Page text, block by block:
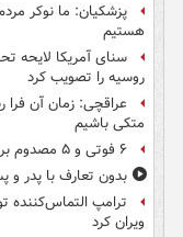
پزشکیان: ما نوکر
هستیم
سنای آمریکا لایحه
روسیه را تصویب کرد
عراقچی: زمان آن
متکی باشیم
۶ فوتی و ۵ مصدوم بر اثر تصادف زنجیره‌ای
بدون تعارف با پدر و
ترامپ التماس‌کننده
ویران کرد